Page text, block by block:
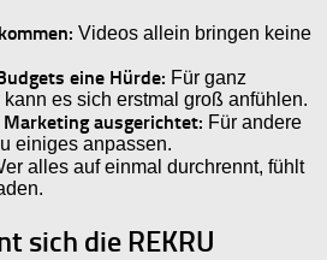
Videos allein bringen keine
eine Hürde: Für ganz
es sich erstmal groß anfühlen.
ausgerichtet: Für andere
einiges anpassen.
alles auf einmal durchrennt, fühlt
sich die REKRU